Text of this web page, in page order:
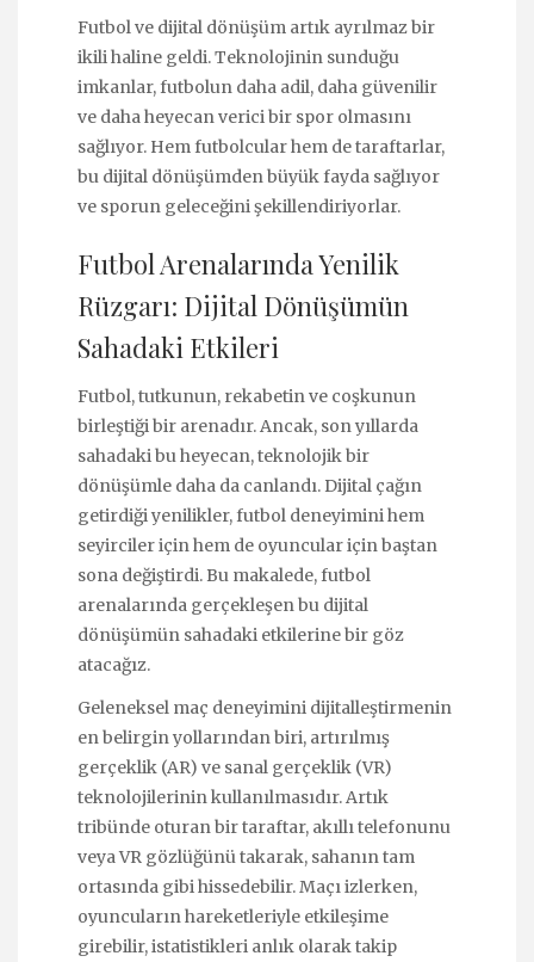
Futbol ve dijital dönüşüm artık ayrılmaz bir
ikili haline geldi. Teknolojinin sunduğu
imkanlar, futbolun daha adil, daha güvenilir
ve daha heyecan verici bir spor olmasını
sağlıyor. Hem futbolcular hem de taraftarlar,
bu dijital dönüşümden büyük fayda sağlıyor
ve sporun geleceğini şekillendiriyorlar.
Futbol Arenalarında Yenilik
Rüzgarı: Dijital Dönüşümün
Sahadaki Etkileri
Futbol, tutkunun, rekabetin ve coşkunun
birleştiği bir arenadır. Ancak, son yıllarda
sahadaki bu heyecan, teknolojik bir
dönüşümle daha da canlandı. Dijital çağın
getirdiği yenilikler, futbol deneyimini hem
seyirciler için hem de oyuncular için baştan
sona değiştirdi. Bu makalede, futbol
arenalarında gerçekleşen bu dijital
dönüşümün sahadaki etkilerine bir göz
atacağız.
Geleneksel maç deneyimini dijitalleştirmenin
en belirgin yollarından biri, artırılmış
gerçeklik (AR) ve sanal gerçeklik (VR)
teknolojilerinin kullanılmasıdır. Artık
tribünde oturan bir taraftar, akıllı telefonunu
veya VR gözlüğünü takarak, sahanın tam
ortasında gibi hissedebilir. Maçı izlerken,
oyuncuların hareketleriyle etkileşime
girebilir, istatistikleri anlık olarak takip